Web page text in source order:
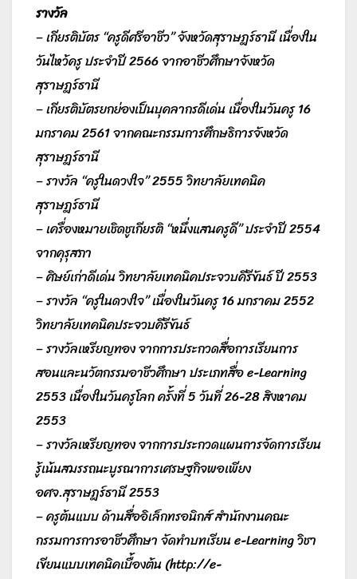
รางวัล
– เกียรติบัตร “ครูดีศรีอาชีว” จังหวัดสุราษฎร์ธานี เนื่องใน
วันไหว้ครู ประจำปี 2566 จากอาชีวศึกษาจังหวัด
สุราษฎร์ธานี
– เกียรติบัตรยกย่องเป็นบุคลากรดีเด่น เนื่องในวันครู 16
มกราคม 2561 จากคณะกรรมการศึกษธิการจังหวัด
สุราษฎร์ธานี
– รางวัล “ครูในดวงใจ” 2555 วิทยาลัยเทคนิค
สุราษฎร์ธานี
– เครื่องหมายเชิดชูเกียรติ “หนึ่งแสนครูดี” ประจำปี 2554
จากคุรุสภา
– ศิษย์เก่าดีเด่น วิทยาลัยเทคนิคประจวบคีรีขันธ์ ปี 2553
– รางวัล “ครูในดวงใจ” เนื่องในวันครู 16 มกราคม 2552
วิทยาลัยเทคนิคประจวบคีรีขันธ์
– รางวัลเหรียญทอง จากการประกวดสื่อการเรียนการ
สอนและนวัตกรรมอาชีวศึกษา ประเภทสื่อ e-Learning
2553 เนื่องในวันครูโลก ครั้งที่ 5 วันที่ 26-28 สิงหาคม
2553
– รางวัลเหรียญทอง จากการประกวดแผนการจัดการเรียน
รู้เน้นสมรรถนะบูรณาการเศรษฐกิจพอเพียง
อศจ.สุราษฎร์ธานี 2553
– ครูต้นแบบ ด้านสื่ออิเล็กทรอนิกส์ สำนักงานคณะ
กรรมการการอาชีวศึกษา จัดทำบทเรียน e-Learning วิชา
เขียนแบบเทคนิคเบื้องต้น (http://e-